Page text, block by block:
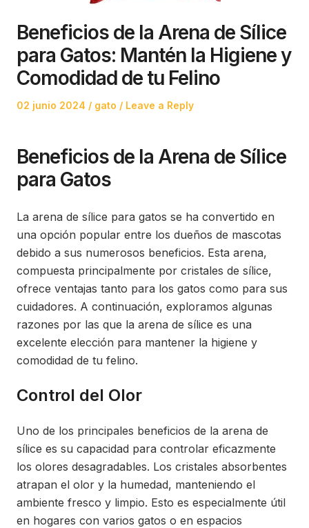
Beneficios de la Arena de Sílice
para Gatos: Mantén la Higiene y
Comodidad de tu Felino
Posted
02 junio 2024
Posted
gato Leave a Reply
Beneficios de la Arena de Sílice
para Gatos
La arena de sílice para gatos se ha convertido en
una opción popular entre los dueños de mascotas
debido a sus numerosos beneficios. Esta arena,
compuesta principalmente por cristales de sílice,
ofrece ventajas tanto para los gatos como para sus
cuidadores. A continuación, exploramos algunas
razones por las que la arena de sílice es una
excelente elección para mantener la higiene y
comodidad de tu felino.
Control del Olor
Uno de los principales beneficios de la arena de
sílice es su capacidad para controlar eficazmente
los olores desagradables. Los cristales absorbentes
atrapan el olor y la humedad, manteniendo el
ambiente fresco y limpio. Esto es especialmente útil
en hogares con varios gatos o en espacios